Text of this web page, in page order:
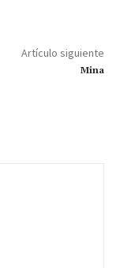
Artículo siguiente
Mina